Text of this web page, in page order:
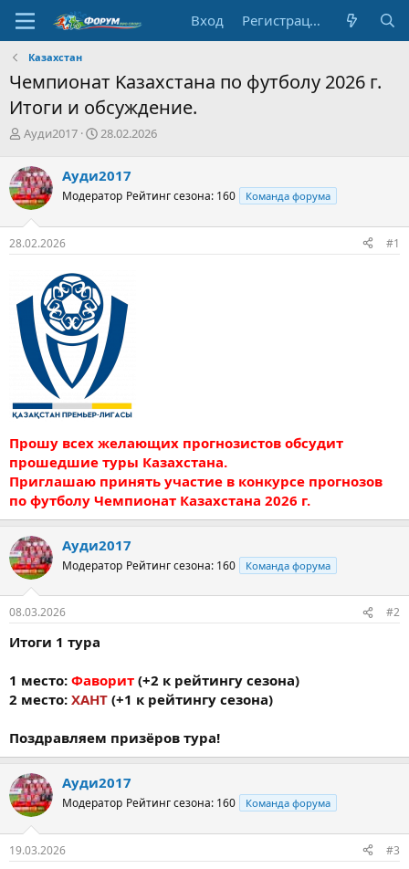
Вход Регистрация
Казахстан
Чемпионат Kaзахстана по футболу 2026 г.
Итоги и обсуждение.
А
т
о
р
т
е
м
Ауди2017
Д
а
н
ч
28.02.2026
Ауди2017
Модератор Рейтинг сезона: 160 Команда форума
28.02.2026 #1
Прошу всех желающих прогнозистов обсудит
прошедшие туры Казахстана.
Приглашаю принять участие в конкурсе прогнозов
по футболу Чемпионат Казахстана 2026 г.
Ауди2017
Модератор Рейтинг сезона: 160 Команда форума
08.03.2026 #2
Итоги 1 тура
1 место: Фаворит (+2 к рейтингу сезона)
2 место: ХАНТ (+1 к рейтингу сезона)
Поздравляем призёров тура!
Ауди2017
Модератор Рейтинг сезона: 160 Команда форума
19.03.2026 #3